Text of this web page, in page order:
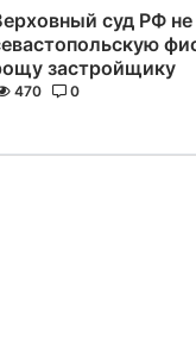
суд РФ не
застройщику
470 0